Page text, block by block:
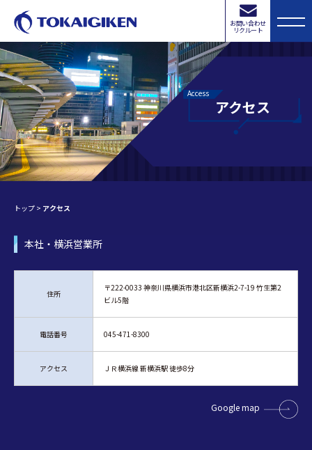
お問い合わせ
リクルート
Access
アクセス
トップ > アクセス
本社・横浜営業所
住所
〒222-0033 神奈川県横浜市港北区新横浜2-7-19 竹生第2
ビル5階
電話番号 045-471-8300
アクセス ＪＲ横浜線 新横浜駅 徒歩8分
Google map